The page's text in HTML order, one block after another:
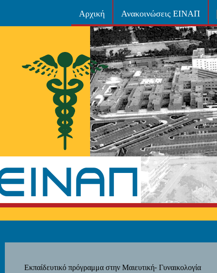
Αρχική Ανακοινώσεις ΕΙΝΑΠ
Εκπαίδευτικό πρόγραμμα στην Μαιευτική- Γυναικολογία